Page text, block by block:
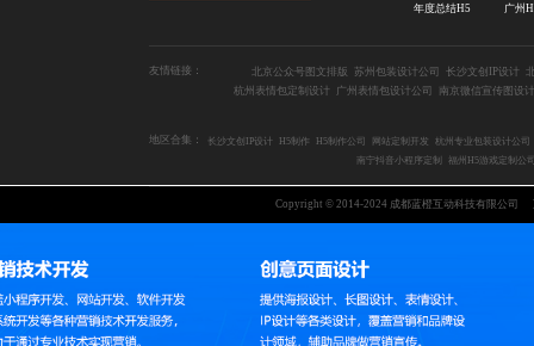
年度总结H5
广州
友情链接： 北京公众号图文排版 苏州包装设计公司 长沙文创IP设计
杭州表情包定制设计
广州表情包设计公司 南京微信宣传图设
地区合集： 长沙文创IP设计 H5制作 H5制作公司 网站定制开发
杭州专业包装设计公司
南宁抖音小程序定制
福州H5游戏定制公
Copyright © 2014-2024 成都蓝橙互动科技有限公司